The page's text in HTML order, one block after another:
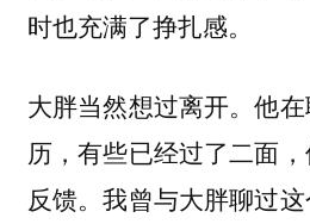
时也充满了挣扎感。
大胖当然想过离开。他
历，有些已经过了二面
反馈。我曾与大胖聊过